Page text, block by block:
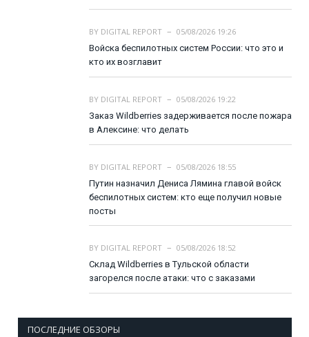
BY DIGITAL REPORT
05/08/2026 19:26
Войска беспилотных систем России: что это и
кто их возглавит
BY DIGITAL REPORT
05/08/2026 19:22
Заказ Wildberries задерживается после пожара
в Алексине: что делать
BY DIGITAL REPORT
05/08/2026 18:55
Путин назначил Дениса Лямина главой войск
беспилотных систем: кто еще получил новые
посты
BY DIGITAL REPORT
05/08/2026 18:52
Склад Wildberries в Тульской области
загорелся после атаки: что с заказами
ПОСЛЕДНИЕ ОБЗОРЫ